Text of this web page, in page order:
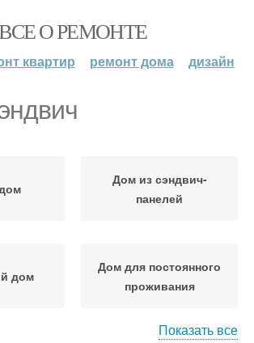
О РЕМОНТЕ
квартир ремонт дома дизайн
Дом из сэндвич-
панелей
дом
Дом для постоянного
проживания
Показать все